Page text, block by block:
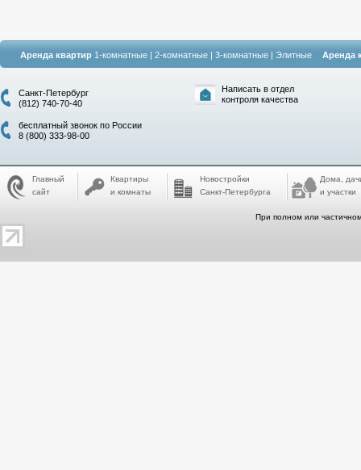
Аренда квартир 1-комнатные | 2-комнатные | 3-комнатные | Элитные Аренда
Санкт-Петербург
(812) 740-70-40
бесплатный звонок по России
8 (800) 333-98-00
Написать в отдел
контроля качества
Главный
сайт
Квартиры
и комнаты
Новостройки
Санкт-Петербурга
Дома,
и участки
При полном или